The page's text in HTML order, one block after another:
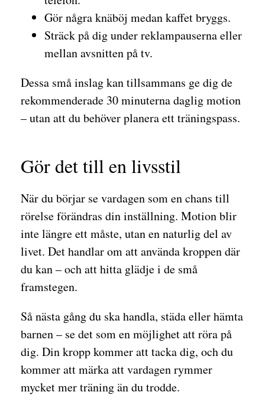
Gör några knäböj medan kaffet bryggs.
Sträck på dig under reklampauserna eller
mellan avsnitten på tv.
Dessa små inslag kan tillsammans ge dig de
rekommenderade 30 minuterna daglig motion
– utan att du behöver planera ett träningspass.
Gör det till en livsstil
När du börjar se vardagen som en chans till
rörelse förändras din inställning. Motion blir
inte längre ett måste, utan en naturlig del av
livet. Det handlar om att använda kroppen där
du kan – och att hitta glädje i de små
framstegen.
Så nästa gång du ska handla, städa eller hämta
barnen – se det som en möjlighet att röra på
dig. Din kropp kommer att tacka dig, och du
kommer att märka att vardagen rymmer
mycket mer träning än du trodde.